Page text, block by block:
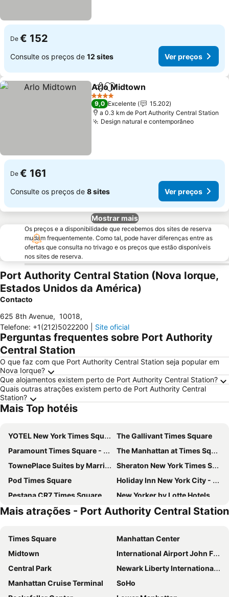
De € 152
Consulte os preços de 12 sites Ver preços
PartilharAdicionar aos favoritos
Arlo Midtown
4 Estrelas
9,0 Excelente
15.202
a 0.3 km de Port Authority Central Station
Design natural e contemporâneo
De € 161
Consulte os preços de 8 sites Ver preços
Mostrar mais
Os preços e a disponibilidade que recebemos dos sites de reserva
mudam frequentemente. Como tal, pode haver diferenças entre as
ofertas que consulta no trivago e os preços que estão disponíveis
nos sites de reserva.
Port Authority Central Station (Nova Iorque,
Estados Unidos da América)
Contacto
625 8th Avenue, 10018,
Telefone: +1(212)5022200 Site oficial
Perguntas frequentes sobre Port Authority
Central Station
O que faz com que Port Authority Central Station seja popular em
Nova Iorque?
Que alojamentos existem perto de Port Authority Central Station?
Quais outras atrações existem perto de Port Authority Central
Station?
Mais Top hotéis
YOTEL New York Times Square
The Gallivant Times Square
Paramount Times Square - A Generator Hotel
The Manhattan at Times Square Hotel
TownePlace Suites by Marriott New York Long Island City/Manhattan View
Sheraton New York Times Square Hotel
Pod Times Square
Holiday Inn New York City - Times Square By Ihg
Pestana CR7 Times Square
New Yorker by Lotte Hotels
Hotel Riu Plaza Manhattan Times Square
Hotel Riu Plaza New York Times Square
AMTD Idea Tribeca Hotel
Carlton Arms Hotel
Eurostars Wall Street
Times Square West Hotel, BW Signature Collection
ROW NYC
SpringHill Suites by Marriott New York Queens
Pod 51
Residence Inn by Marriott New York JFK Airport
Mais atrações - Port Authority Central Station
Times Square
Manhattan Center
Midtown
International Airport John F. Kennedy
Central Park
Newark Liberty International Airport
Manhattan Cruise Terminal
SoHo